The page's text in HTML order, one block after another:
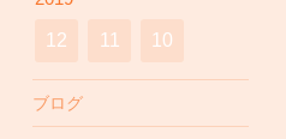
12 11 10
ブログ